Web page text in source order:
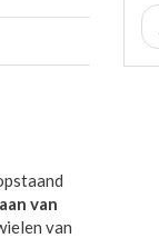
van
van